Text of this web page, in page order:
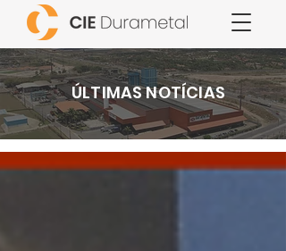
ÚLTIMAS NOTÍCIAS